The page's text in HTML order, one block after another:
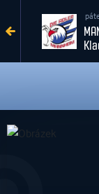
pátek 21.8.2026
MAN
Kladno